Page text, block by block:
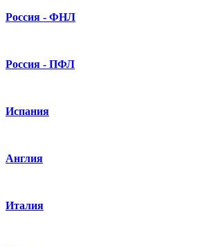
Россия - ФНЛ
Россия - ПФЛ
Испания
Англия
Италия